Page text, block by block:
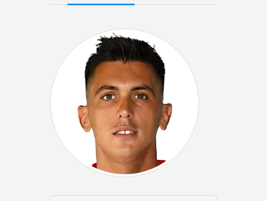
Tennis
Lo Sapevi Che
Fantacalcio
I consigli di Giulia
Serie A